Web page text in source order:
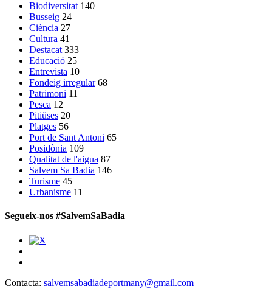
Biodiversitat 140
Busseig 24
Ciència 27
Cultura 41
Destacat 333
Educació 25
Entrevista 10
Fondeig irregular 68
Patrimoni 11
Pesca 12
Pitiüses 20
Platges 56
Port de Sant Antoni 65
Posidònia 109
Qualitat de l'aigua 87
Salvem Sa Badia 146
Turisme 45
Urbanisme 11
Segueix-nos #SalvemSaBadia
Contacta: salvemsabadiadeportmany@gmail.com